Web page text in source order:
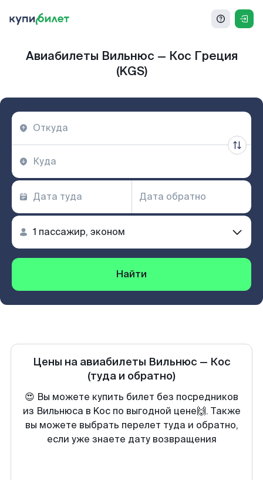
Авиабилеты Вильнюс — Кос Греция
(KGS)
Найти
Цены на авиабилеты Вильнюс — Кос
(туда и обратно)
😍 Вы можете купить билет без посредников
из Вильнюса в Koc по выгодной цене🙌. Также
вы можете выбрать перелет туда и обратно,
если уже знаете дату возвращения